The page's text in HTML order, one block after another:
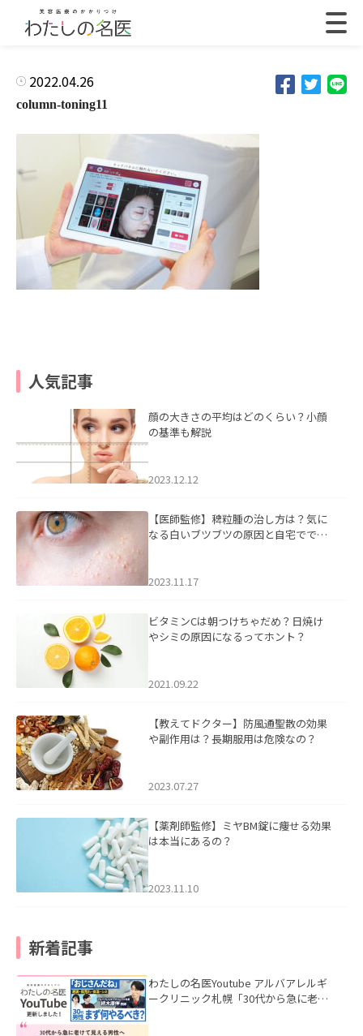
2022.04.26
column-toning11
人気記事
顔の大きさの平均はどのくらい？小顔
の基準も解説
2023.12.12
【医師監修】稗粒腫の治し方は？気に
なる白いブツブツの原因と自宅ででき
2023.11.17
ビタミンCは朝つけちゃだめ？日焼け
やシミの原因になるってホント？
2021.09.22
【教えてドクター】防風通聖散の効果
や副作用は？長期服用は危険なの？
2023.07.27
【薬剤師監修】ミヤBM錠に痩せる効果
は本当にあるの？
2023.11.10
新着記事
わたしの名医Youtube アルバアレルギ
ークリニック札幌「30代から急に老け